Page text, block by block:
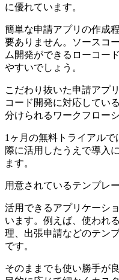
に優れています。
簡単な申請アプリの作成
要ありません。ソースコ
ム開発ができるローコー
やすいでしょう。
こだわり抜いた申請アプ
コード開発に対応している
分けられるワークフロー
1ヶ月の無料トライアル
際に活用したうえで導入
ます。
用意されているテンプレ
活用できるアプリケーシ
います。例えば、使われ
理、出張申請などのテン
です。
そのままでも使い勝手が